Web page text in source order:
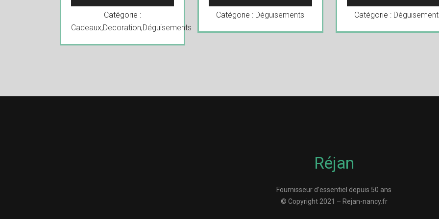
Catégorie :
Cadeaux,Decoration,Déguisements
Catégorie : Déguisements Catégorie :
Réjan
Fournisseur d’essentiel depuis 50 ans
© Copyright 2021 – Rejan-nancy.fr